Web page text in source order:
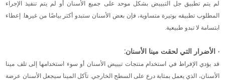
لم يتم تطبيق جل التبييض بشكل موحد على جميع الأسنان أو لم يتم تنفيذ الإجراء
المطلوب تطبيقه بوتيرة متساوية، فإن بعض الأسنان ستبدو أكثر بياضًا من غيرها. إعطاء
ابتسامة لا تبدو طبيعية.
· الأضرار التي لحقت مينا الأسنان:
قد يؤدي الإفراط في استخدام منتجات تبييض الأسنان أو سوء استخدامها إلى تلف مينا
الأسنان، الذي يعمل بمثابة درع على السطح الخارجي. تآكل المينا سيجعل الأسنان عرضة